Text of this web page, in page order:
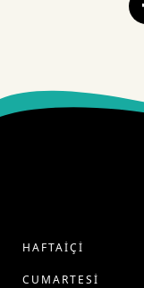
HAFTAİÇİ
CUMARTESİ